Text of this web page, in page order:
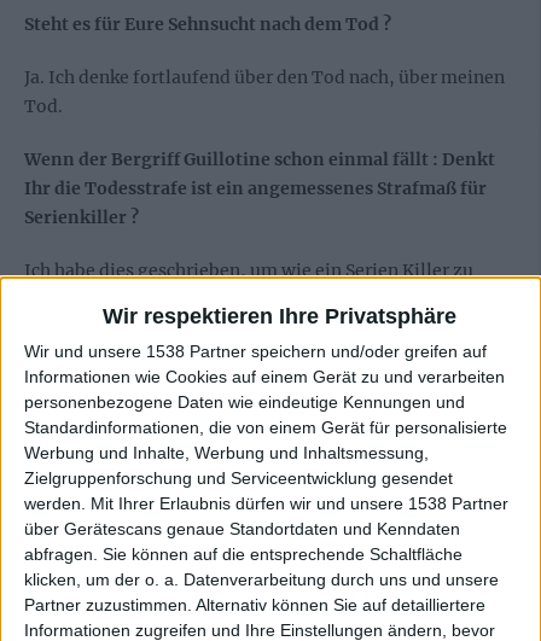
Wir respektieren Ihre Privatsphäre
Wir und unsere 1538 Partner speichern und/oder greifen auf
Informationen wie Cookies auf einem Gerät zu und verarbeiten
personenbezogene Daten wie eindeutige Kennungen und
Standardinformationen, die von einem Gerät für personalisierte
Werbung und Inhalte, Werbung und Inhaltsmessung,
Zielgruppenforschung und Serviceentwicklung gesendet
werden.
Mit Ihrer Erlaubnis dürfen wir und unsere 1538 Partner
über Gerätescans genaue Standortdaten und Kenndaten
abfragen. Sie können auf die entsprechende Schaltfläche
klicken, um der o. a. Datenverarbeitung durch uns und unsere
Partner zuzustimmen. Alternativ können Sie auf detailliertere
Informationen zugreifen und Ihre Einstellungen ändern, bevor
Steht es für Eure Sehnsucht nach dem Tod ?
Ja. Ich denke fortlaufend über den Tod nach, über meinen
Tod.
Wenn der Bergriff Guillotine schon einmal fällt : Denkt
Ihr die Todesstrafe ist ein angemessenes Strafmaß für
Serienkiller ?
Ich habe dies geschrieben, um wie ein Serien Killer zu
Massenmörder fühlen sollte oder es ihrer Wahrnehmung
entspricht. Niemand wird aber ihre innersten Gefühle
verstehen. Es ist ein offenes Statement, dass wir der
Fortentwicklung folgen mögen – meine Meinung dazu.
( Diese Antwort scheint sich auf irgendeine andere Frage,
die wohl noch in den Hirnen von Speed-iD
herumgeisterte, zu beziehen – Jeopardy Time !?. Anm. d.
Verf. )
Wovon handeln die anderen Alben ?